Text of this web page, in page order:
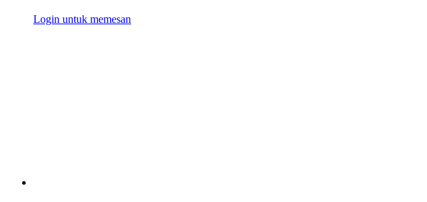
Login untuk memesan